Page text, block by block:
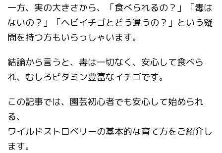
一方、実の大きさから、「食べられるの？」「毒は
ないの？」「ヘビイチゴとどう違うの？」という疑
問を持つ方もいらっしゃいます。
結論から言うと、毒は一切なく、安心して食べら
れ、むしろビタミン豊富なイチゴです。
この記事では、園芸初心者でも安心して始められ
る、
ワイルドストロベリーの基本的な育て方をご紹介し
ます。